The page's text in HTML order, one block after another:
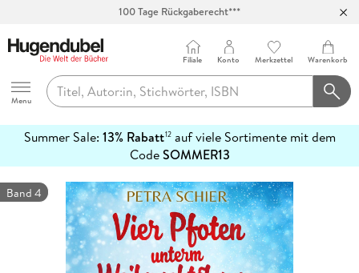
100 Tage Rückgaberecht***
Hugendubel
Menu
Filiale Konto Merkzettel Warenkorb
Summer Sale: 13% Rabatt12auf viele Sortimente mit dem
CodeSOMMER13
erfahren
Band 4